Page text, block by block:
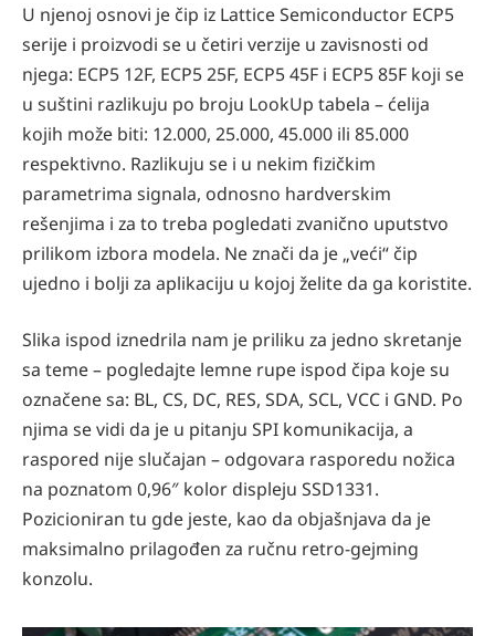
U njenoj osnovi je čip iz Lattice Semiconductor ECP5
serije i proizvodi se u četiri verzije u zavisnosti od
njega: ECP5 12F, ECP5 25F, ECP5 45F i ECP5 85F koji se
u suštini razlikuju po broju LookUp tabela – ćelija
kojih može biti: 12.000, 25.000, 45.000 ili 85.000
respektivno. Razlikuju se i u nekim fizičkim
parametrima signala, odnosno hardverskim
rešenjima i za to treba pogledati zvanično uputstvo
prilikom izbora modela. Ne znači da je „veći“ čip
ujedno i bolji za aplikaciju u kojoj želite da ga koristite.
Slika ispod iznedrila nam je priliku za jedno skretanje
sa teme – pogledajte lemne rupe ispod čipa koje su
označene sa: BL, CS, DC, RES, SDA, SCL, VCC i GND. Po
njima se vidi da je u pitanju SPI komunikacija, a
raspored nije slučajan – odgovara rasporedu nožica
na poznatom 0,96″ kolor displeju SSD1331.
Pozicioniran tu gde jeste, kao da objašnjava da je
maksimalno prilagođen za ručnu retro-gejming
konzolu.